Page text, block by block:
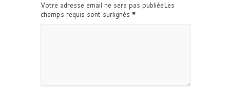
Votre adresse email ne sera pas publiéeLes
champs requis sont surlignés *